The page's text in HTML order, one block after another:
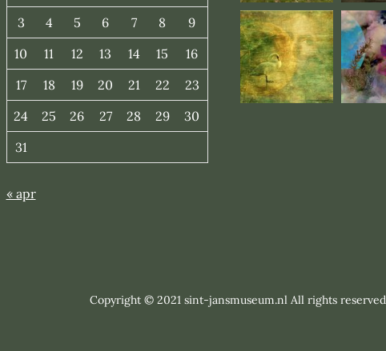
3
4 5 6 7 8
9
10
11 12 13 14 15
16
17
18 19 20 21 22
23
24
25 26 27 28 29
30
31
« apr